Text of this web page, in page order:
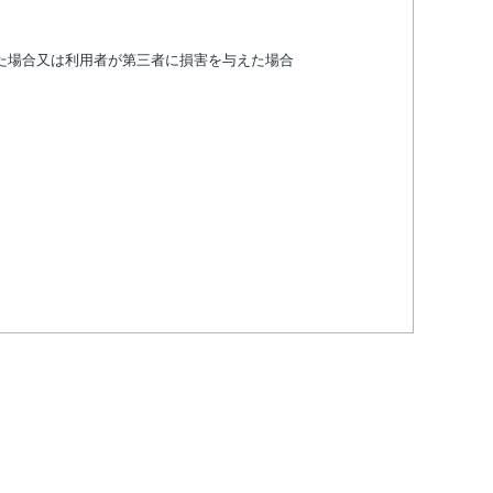
場合又は利用者が第三者に損害を与えた場合